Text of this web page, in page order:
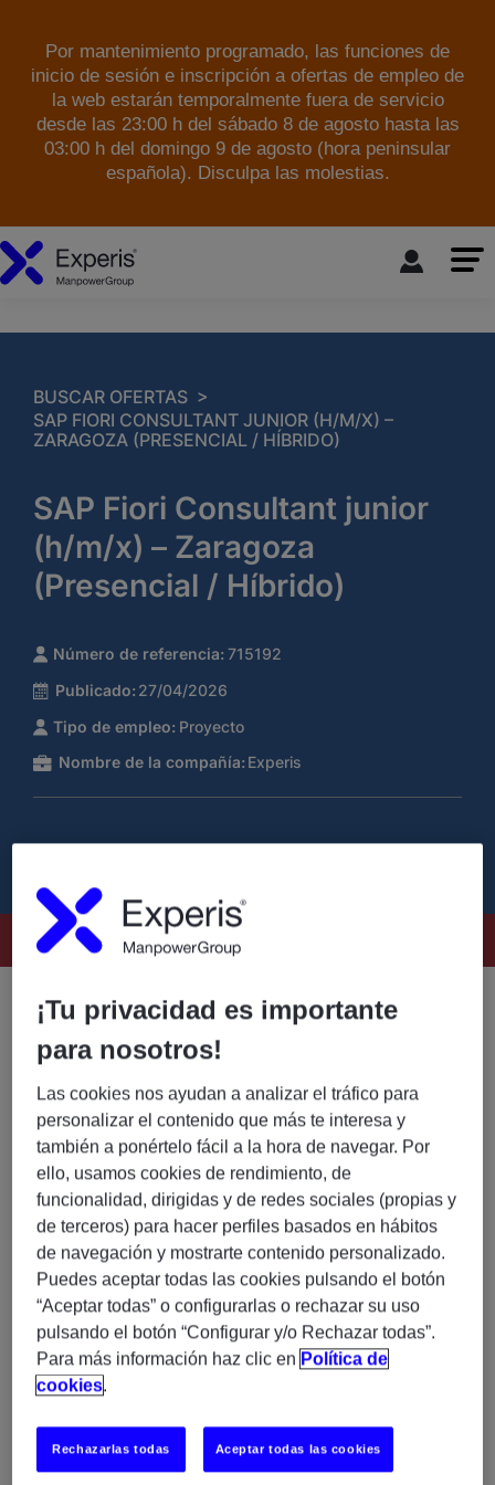
Por mantenimiento programado, las funciones de
inicio de sesión e inscripción a ofertas de empleo de
la web estarán temporalmente fuera de servicio
desde las 23:00 h del sábado 8 de agosto hasta las
03:00 h del domingo 9 de agosto (hora peninsular
española). Disculpa las molestias.
BUSCAR OFERTAS >
SAP FIORI CONSULTANT JUNIOR (H/M/X) –
ZARAGOZA (PRESENCIAL / HÍBRIDO)
SAP Fiori Consultant junior
(h/m/x) – Zaragoza
(Presencial / Híbrido)
Número de referencia: 715192
Publicado: 27/04/2026
Tipo de empleo: Proyecto
Nombre de la compañía: Experis
Este puesto ya no está disponible
¿Tienes experiencia en SAP Fiori y te motiva trabajar
en un entorno estable, presencial y orientado a
procesos de negocio de ventas (SAP SD)?
en Zaragoza, donde podrás seguir creciendo en el
ecosistema SAP (Fiori + backend ABAP) dentro de un
proyecto internacional?
EnExperis España, estamos buscando un/a
Fiori Consultant junior con orientación a procesos
de ventas, para incorporarse a un equipo técnico
ubicado en Zaragoza.
Buscamos un perfil con base en SAP Fiori/UI5 que
quiera seguir evolucionando en un entorno sólido, con
contacto directo con negocio y posibilidad de
profundizar en el ecosistema SAP S/4HANA.
Lo que vas a hacer (y aprender)
Aquí no vienes solo a mantener aplicaciones, sino a
¡Tu privacidad es importante
para nosotros!
Las cookies nos ayudan a analizar el tráfico para
personalizar el contenido que más te interesa y
también a ponértelo fácil a la hora de navegar. Por
ello, usamos cookies de rendimiento, de
funcionalidad, dirigidas y de redes sociales (propias y
de terceros) para hacer perfiles basados en hábitos
de navegación y mostrarte contenido personalizado.
Puedes aceptar todas las cookies pulsando el botón
“Aceptar todas” o configurarlas o rechazar su uso
pulsando el botón “Configurar y/o Rechazar todas”.
Para más información haz clic en Política de
cookies.
Rechazarlas todas Aceptar todas las cookies